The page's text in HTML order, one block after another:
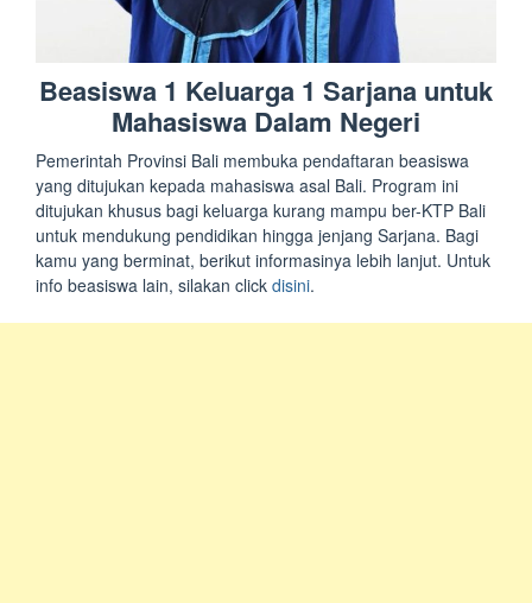
Beasiswa 1 Keluarga 1 Sarjana untuk
Mahasiswa Dalam Negeri
Pemerintah Provinsi Bali membuka pendaftaran beasiswa
yang ditujukan kepada mahasiswa asal Bali. Program ini
ditujukan khusus bagi keluarga kurang mampu ber-KTP Bali
untuk mendukung pendidikan hingga jenjang Sarjana. Bagi
kamu yang berminat, berikut informasinya lebih lanjut. Untuk
info beasiswa lain, silakan click disini.